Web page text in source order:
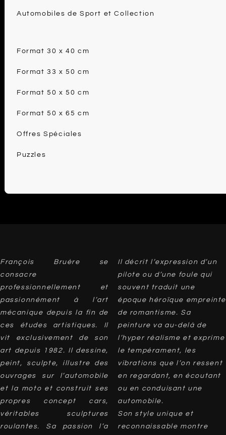
Automobiles de Sport et Collection
Format 30 x 40 cm
Format 33 x 50 cm
Format 50 x 50 cm
Format 50 x 65 cm
Offres Spéciales
Puzzles
François Bruère se
consacre
professionnellement et
passionnément à l’art
mécanique depuis la fin de
ces études artistiques. Il
vit exclusivement de son
art depuis 1982. Il dessine,
peint, sculpte, illustre des
ouvrages sur l’automobile
et la moto et construit ses
propres concept cars,
véritables sculptures
roulantes. Sa passion l’a
Il décrit l’expression d’un
pilote ou d’une foule qui
souvent traduit une
époque héroïque empreinte
de romantisme. Sa
peinture va au-delà de
l’hyper réalisme et exprime
le tempérament, les
vibrations que l’on ressent
en regardant, en écoutant
ou en conduisant une
automobile.
Son style unique et
reconnaissable montre